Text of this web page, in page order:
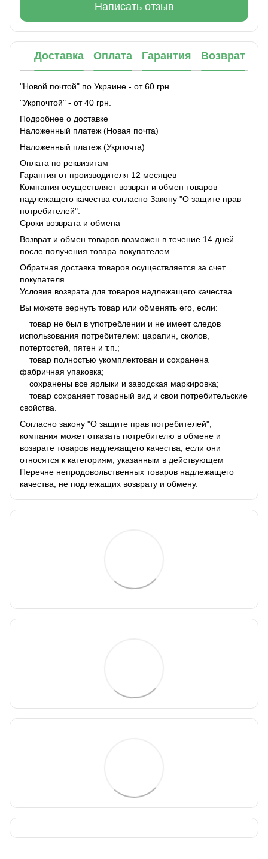
Написать отзыв
Доставка Оплата Гарантия Возврат
"Новой почтой" по Украине - от 60 грн.
"Укрпочтой" - от 40 грн.
Подробнее о доставке
Наложенный платеж (Новая почта)
Наложенный платеж (Укрпочта)
Оплата по реквизитам
Гарантия от производителя 12 месяцев
Компания осуществляет возврат и обмен товаров
надлежащего качества согласно Закону "О защите прав
потребителей".
Сроки возврата и обмена
Возврат и обмен товаров возможен в течение 14 дней
после получения товара покупателем.
Обратная доставка товаров осуществляется за счет
покупателя.
Условия возврата для товаров надлежащего качества
Вы можете вернуть товар или обменять его, если:
товар не был в употреблении и не имеет следов
использования потребителем: царапин, сколов,
потертостей, пятен и т.п.;
товар полностью укомплектован и сохранена
фабричная упаковка;
сохранены все ярлыки и заводская маркировка;
товар сохраняет товарный вид и свои потребительские
свойства.
Согласно закону "О защите прав потребителей",
компания может отказать потребителю в обмене и
возврате товаров надлежащего качества, если они
относятся к категориям, указанным в действующем
Перечне непродовольственных товаров надлежащего
качества, не подлежащих возврату и обмену.